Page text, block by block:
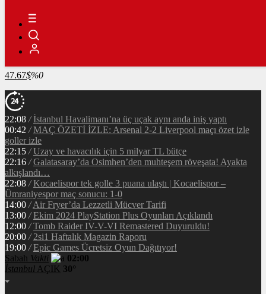
RİPPLE
48.81
%-1.1
TETHER
47.67$%0
22:08 / İstanbul Havalimanı’na üç uçak aynı anda iniş yaptı
00:42 / MAÇ ÖZETİ İZLE: Arsenal 2-2 Liverpool maçı özet izle
goller izle
22:15 / Uzay ve havacılık için 5 milyar TL bütçe
22:16 / Galatasaray’da Osimhen’den muhteşem röveşata! Ayakta
alkışlandı…
22:08 / Kocaelispor tek golle 3 puana ulaştı | Kocaelispor –
Ümraniyespor maç sonucu: 1-0
14:00 / Air Fryer’da Lezzetli Mücver Tarifi
13:00 / Ekim 2024 PlayStation Plus Oyunları Açıklandı
12:00 / Tomb Raider IV-V-VI Remastered Duyuruldu!
20:00 / 2si1 Haftalık Magazin Raporu
19:00 / Epic Games Ücretsiz Oyun Dağıtıyor!
Sabah Vakti
02:00
İstanbul AÇIK 30°